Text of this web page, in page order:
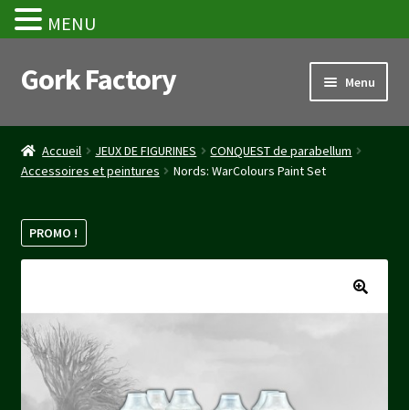
Aller
à
navigation
Aller
au
Gork Factory Menu
Accueil
CGV
Mon compte
Stripe Payment Success Page
Validation de la commande
Accueil JEUX DE FIGURINES
CONQUEST de parabellum
Accessoires et peintures
Nords: WarColours Paint Set
PROMO !
MENU